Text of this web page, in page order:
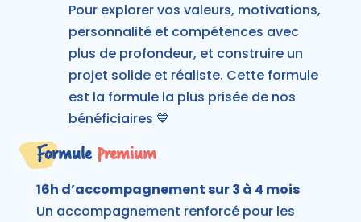
Pour explorer vos valeurs, motivations,
personnalité et compétences avec
plus de profondeur, et construire un
projet solide et réaliste. Cette formule
est la formule la plus prisée de nos
bénéficiaires 💙
FormulePremium
16h d’accompagnement sur 3 à 4 mois
Un accompagnement renforcé pour les